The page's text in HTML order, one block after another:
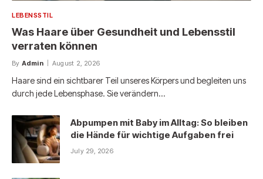
LEBENSSTIL
Was Haare über Gesundheit und Lebensstil
verraten können
By Admin August 2, 2026
Haare sind ein sichtbarer Teil unseres Körpers und begleiten uns
durch jede Lebensphase. Sie verändern…
Abpumpen mit Baby im Alltag: So bleiben
die Hände für wichtige Aufgaben frei
July 29, 2026